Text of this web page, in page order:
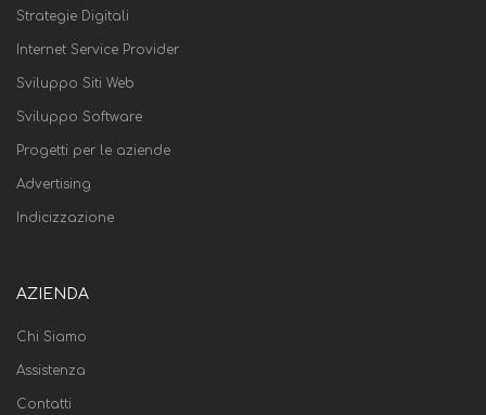
Strategie Digitali
Internet Service Provider
Sviluppo Siti Web
Sviluppo Software
Progetti per le aziende
Advertising
Indicizzazione
AZIENDA
Chi Siamo
Assistenza
Contatti